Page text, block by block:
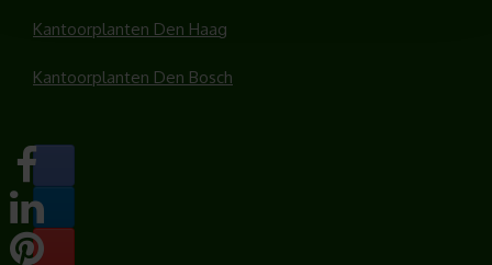
Kantoorplanten Den Haag
Kantoorplanten Den Bosch